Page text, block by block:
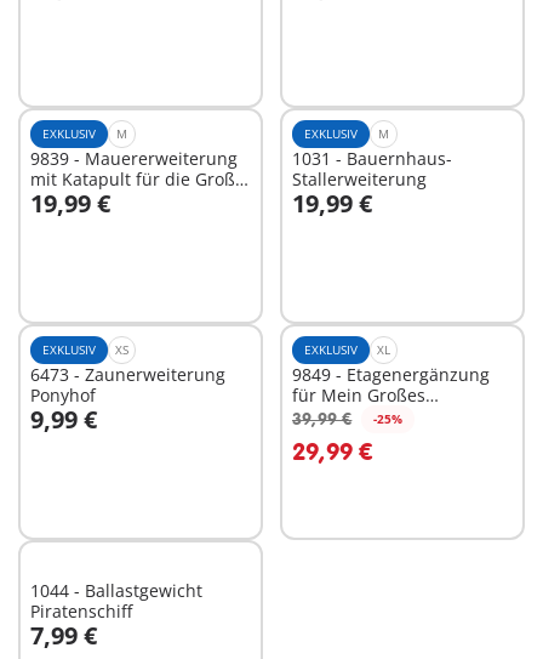
Novelmore
EXKLUSIV M
9839 - Mauererweiterung
mit Katapult für die Große
Burg von Novelmore
19,99 €
In den Warenkorb
EXKLUSIV M
1031 - Bauernhaus-
Stallerweiterung
19,99 €
In den Warenkorb
EXKLUSIV XS
6473 - Zaunerweiterung
Ponyhof
9,99 €
EXKLUSIV XL
9849 - Etagenergänzung
für Mein Großes
Puppenhaus
39,99 € -25%
29,99 €
In den Warenkorb
1044 - Ballastgewicht
Piratenschiff
7,99 €
In den Warenkorb